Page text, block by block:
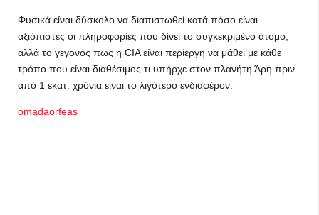
Φυσικά είναι δύσκολο να διαπιστωθεί κατά πόσο είναι
αξιόπιστες οι πληροφορίες που δίνει το συγκεκριμένο άτομο,
αλλά το γεγονός πως η CIA είναι περίεργη να μάθει με κάθε
τρόπο που είναι διαθέσιμος τι υπήρχε στον πλανήτη Άρη πριν
από 1 εκατ. χρόνια είναι το λιγότερο ενδιαφέρον.
omadaorfeas